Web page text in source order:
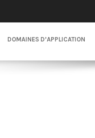
DOMAINES D’APPLICATION